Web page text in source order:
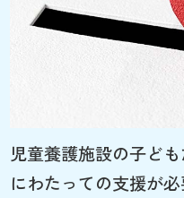
児童養護施設の子ど
にわたっての支援が必